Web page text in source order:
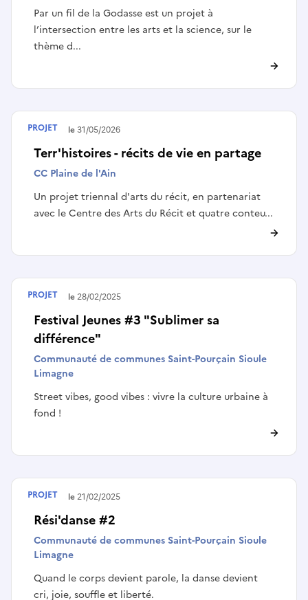
Par un fil de la Godasse est un projet à
l’intersection entre les arts et la science, sur le
thème d...
Terr'histoires - récits de vie en partage
CC Plaine de l'Ain
Un projet triennal d'arts du récit, en partenariat
avec le Centre des Arts du Récit et quatre conteu...
Terminé le31/05/2026
PROJET
Festival Jeunes #3 "Sublimer sa
différence"
Communauté de communes Saint-Pourçain Sioule
Limagne
Street vibes, good vibes : vivre la culture urbaine à
fond !
Terminé le28/02/2025
PROJET
Rési'danse #2
Communauté de communes Saint-Pourçain Sioule
Limagne
Quand le corps devient parole, la danse devient
cri, joie, souffle et liberté.
Terminé le21/02/2025
PROJET